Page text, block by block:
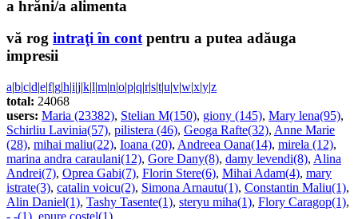
a hrăni/a alimenta
vă rog intraţi în contpentru a putea adăuga
impresii
a|b|c|d|e|f|g|h|i|j|k|l|m|n|o|p|q|r|s|t|u|v|w|x|y|z
total: 24068
users: Maria (23382), Stelian M(150), giony (145), Mary lena(95),
Schirliu Lavinia(57), pilistera (46), Geoga Rafte(32), Anne Marie
(28), mihai maliu(22), Ioana (20), Andreea Oana(14), mirela (12),
marina andra caraulani(12), Gore Dany(8), damy levendi(8), Alina
Andrei(7), Oprea Gabi(7), Florin Stere(6), Mihai Adam(4), mary
istrate(3), catalin voicu(2), Simona Arnautu(1), Constantin Maliu(1),
Alin Daniel(1), Tashy Tasente(1), steryu miha(1), Flory Caragop(1),
- -(1), epure costel(1)